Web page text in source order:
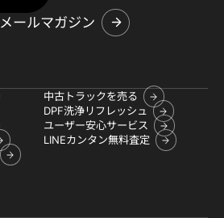
メールマガジン
中古トラックを売る
DPF洗浄リフレッシュ
ユーザー安心サービス
LINEカンタン無料査定